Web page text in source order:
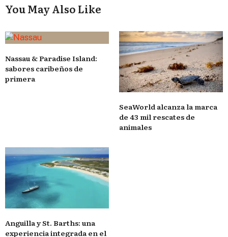
You May Also Like
Nassau & Paradise Island:
sabores caribeños de
primera
SeaWorld alcanza la marca
de 43 mil rescates de
animales
Anguilla y St. Barths: una
experiencia integrada en el